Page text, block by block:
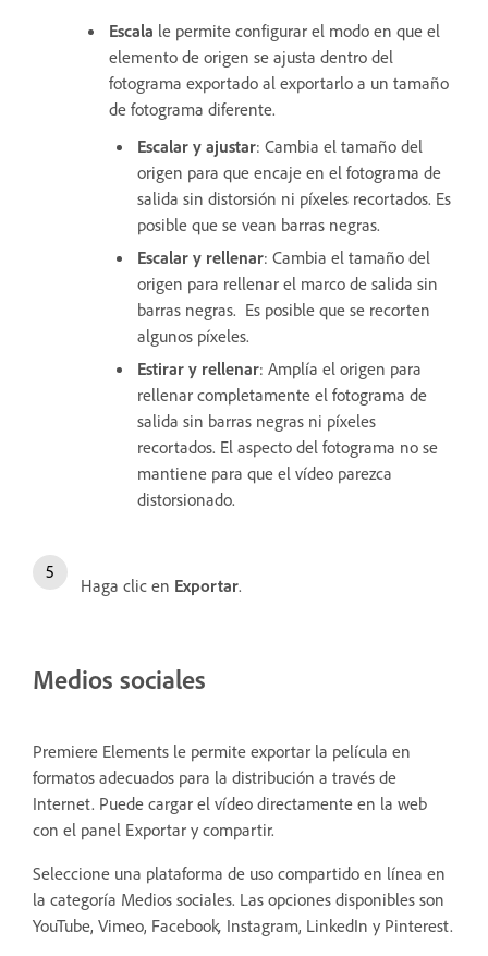
Escala le permite configurar el modo en que el
elemento de origen se ajusta dentro del
fotograma exportado al exportarlo a un tamaño
de fotograma diferente.
Escalar y ajustar: Cambia el tamaño del
origen para que encaje en el fotograma de
salida sin distorsión ni píxeles recortados. Es
posible que se vean barras negras.
Escalar y rellenar: Cambia el tamaño del
origen para rellenar el marco de salida sin
barras negras. Es posible que se recorten
algunos píxeles.
Estirar y rellenar: Amplía el origen para
rellenar completamente el fotograma de
salida sin barras negras ni píxeles
recortados. El aspecto del fotograma no se
mantiene para que el vídeo parezca
distorsionado.
Haga clic en Exportar.
Medios sociales
Premiere Elements le permite exportar la película en
formatos adecuados para la distribución a través de
Internet. Puede cargar el vídeo directamente en la web
con el panel Exportar y compartir.
Seleccione una plataforma de uso compartido en línea en
la categoría Medios sociales. Las opciones disponibles son
YouTube, Vimeo, Facebook, Instagram, LinkedIn y Pinterest.